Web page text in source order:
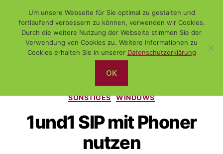
WiSch
Kategorien
DAS NETZ
SONSTIGES WINDOWS
1und1 SIP mit Phoner
nutzen
Um unsere Webseite für Sie optimal zu gestalten und
fortlaufend verbessern zu können, verwenden wir Cookies.
Durch die weitere Nutzung der Webseite stimmen Sie der
Verwendung von Cookies zu. Weitere Informationen zu
Cookies erhalten Sie in unserer Datenschutzerklärung
OK